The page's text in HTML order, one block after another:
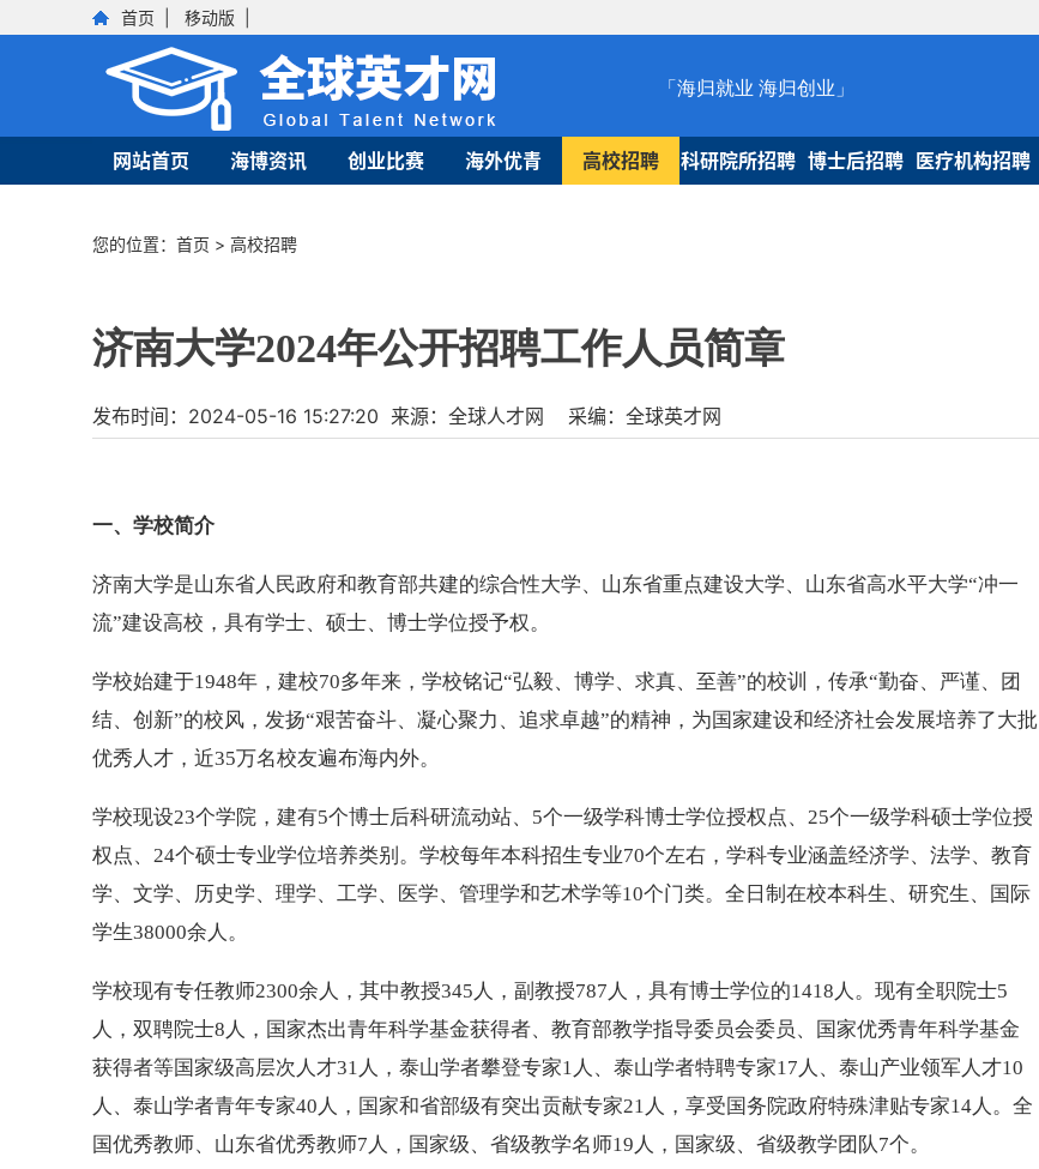
首页 移动版
「海归就业 海归创业」
网站首页 海博资讯 创业比赛 海外优青 高校招聘 科研院所招聘 博士后招聘 医疗机构招聘
您的位置： 首页 > 高校招聘
济南大学2024年公开招聘工作人员简章
发布时间：2024-05-16 15:27:20 来源：全球人才网 采编：全球英才网
一、学校简介
济南大学是山东省人民政府和教育部共建的综合性大学、山东省重点建设大学、山东省高水平大学“冲一
流”建设高校，具有学士、硕士、博士学位授予权。
学校始建于1948年，建校70多年来，学校铭记“弘毅、博学、求真、至善”的校训，传承“勤奋、严谨、团
结、创新”的校风，发扬“艰苦奋斗、凝心聚力、追求卓越”的精神，为国家建设和经济社会发展培养了大批
优秀人才，近35万名校友遍布海内外。
学校现设23个学院，建有5个博士后科研流动站、5个一级学科博士学位授权点、25个一级学科硕士学位授
权点、24个硕士专业学位培养类别。学校每年本科招生专业70个左右，学科专业涵盖经济学、法学、教育
学、文学、历史学、理学、工学、医学、管理学和艺术学等10个门类。全日制在校本科生、研究生、国际
学生38000余人。
学校现有专任教师2300余人，其中教授345人，副教授787人，具有博士学位的1418人。现有全职院士5
人，双聘院士8人，国家杰出青年科学基金获得者、教育部教学指导委员会委员、国家优秀青年科学基金
获得者等国家级高层次人才31人，泰山学者攀登专家1人、泰山学者特聘专家17人、泰山产业领军人才10
人、泰山学者青年专家40人，国家和省部级有突出贡献专家21人，享受国务院政府特殊津贴专家14人。全
国优秀教师、山东省优秀教师7人，国家级、省级教学名师19人，国家级、省级教学团队7个。